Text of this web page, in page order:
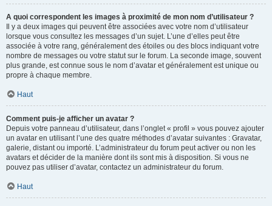
A quoi correspondent les images à proximité de mon nom d’utilisateur ?
Il y a deux images qui peuvent être associées avec votre nom d’utilisateur
lorsque vous consultez les messages d’un sujet. L’une d’elles peut être
associée à votre rang, généralement des étoiles ou des blocs indiquant votre
nombre de messages ou votre statut sur le forum. La seconde image, souvent
plus grande, est connue sous le nom d’avatar et généralement est unique ou
propre à chaque membre.
Haut
Comment puis-je afficher un avatar ?
Depuis votre panneau d’utilisateur, dans l’onglet « profil » vous pouvez ajouter
un avatar en utilisant l’une des quatre méthodes d’avatar suivantes : Gravatar,
galerie, distant ou importé. L’administrateur du forum peut activer ou non les
avatars et décider de la manière dont ils sont mis à disposition. Si vous ne
pouvez pas utiliser d’avatar, contactez un administrateur du forum.
Haut